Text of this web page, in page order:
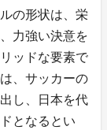
の形状は、栄
力強い決意を
ッドな要素で
、サッカーの
し、日本を代
となるとい